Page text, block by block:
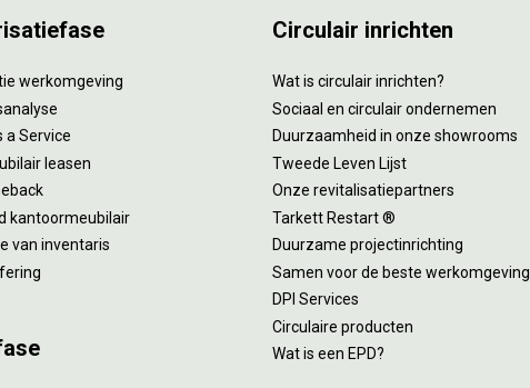
werkomgeving
a Service
leasen
kantoormeubilair
van inventaris
Circulair inrichten
Wat is circulair inrichten?
Sociaal en circulair ondernemen
Duurzaamheid in onze showrooms
Tweede Leven Lijst
Onze revitalisatiepartners
Tarkett Restart ®
Duurzame projectinrichting
Samen voor de beste werkomgeving
DPI Services
Circulaire producten
Wat is een EPD?